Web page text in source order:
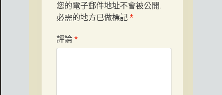
您的電子郵件地址不會被公開.
必需的地方已做標記 *
評論 *